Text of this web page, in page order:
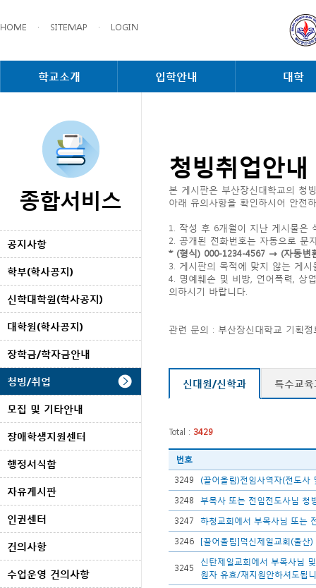
HOME · SITEMAP · LOGIN
학교소개 입학안내 대학
종합서비스
공지사항
학부(학사공지)
신학대학원(학사공지)
대학원(학사공지)
장학금/학자금안내
청빙/취업
모집 및 기타안내
장애학생지원센터
행정서식함
자유게시판
인권센터
건의사항
수업운영 건의사항
청빙취업안내
본 게시판은 부산장신대학교의 청
아래 유의사항을 확인하시어 안전
1. 작성 후 6개월이 지난 게시물은
2. 공개된 전화번호는 자동으로 문
* (형식) 000-1234-4567 → (자동변
3. 게시판의 목적에 맞지 않는 게
4. 명예훼손 및 비방, 언어폭력, 상
의하시기 바랍니다.
관련 문의 : 부산장신대학교 기획
신대원/신학과 특수교
Total : 3429
번호
3249
(끌어올림)전임사역자(전도
3248
부목사 또는 전임전도사님 청
3247
하청교회에서 부목사님 또는
3246
[끌어올림]덕신제일교회(울산
3245
신탄제일교회에서 부목사님
원자 유효/재지원안하셔도됩